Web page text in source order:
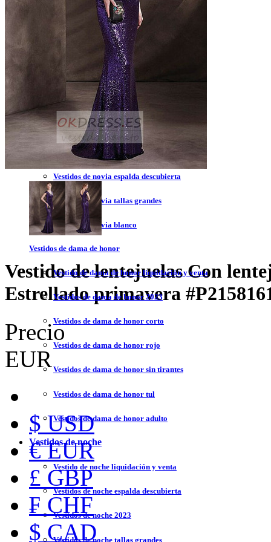
Vestidos de novia 2023
Vestidos de novia sin tirantes
Vestidos de novia encaje
Vestidos de novia corte princesa
Vestidos de novia sencillo
Vestidos de novia corte sirena
Vestidos de novia corto
Vestidos de novia espalda descubierta
Vestidos de novia tallas grandes
Vestidos de novia blanco
Vestidos de dama de honor
Vestido de dama de honor liquidación y venta
Vestidos de dama de honor 2023
Vestidos de dama de honor corto
Vestidos de dama de honor rojo
Vestidos de dama de honor sin tirantes
Vestidos de dama de honor tul
Vestidos de dama de honor adulto
Vestidos de noche
Vestido de noche liquidación y venta
Vestidos de noche espalda descubierta
Vestidos de noche 2023
Vestidos de noche tallas grandes
Vestido de lentejuelas Con
Estrellado primavera
Precio
EUR
$ USD
€ EUR
£ GBP
₣ CHF
$ CAD